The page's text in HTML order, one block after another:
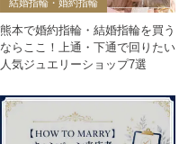
結婚指輪・婚約指輪
熊本で婚約指輪・結婚指輪を買う
ならここ！上通・下通で回りたい
人気ジュエリーショップ7選